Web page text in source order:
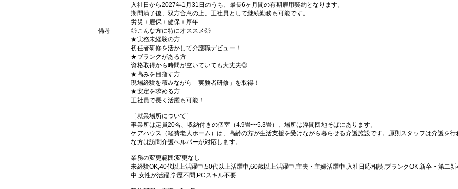
入社日から2027年1月31日のうち、最長6ヶ月間の有期雇用契約となります。
期間満了後、双方合意の上、正社員として継続勤務も可能です。
労災＋雇保＋健保＋厚年
備考
◎こんな方に特にオススメ◎
★実務未経験の方
初任者研修を活かして介護職デビュー！
★ブランクがある方
資格取得から時間が空いていても大丈夫◎
★高みを目指す方
現場経験を積みながら「実務者研修」を取得！
★安定を求める方
正社員で長く活躍も可能！
［就業場所について］
事業所は定員20名、収納付きの個室（4.9畳〜5.3畳）、場所は浮間団地そばにあります。
ケアハウス（軽費老人ホーム）は、高齢の方が生活支援を受けながら暮らせる介護施設です。原則スタッフは介護を行
な方は訪問介護ヘルパーが対応します。
業務の変更範囲:変更なし
未経験OK,40代以上活躍中,50代以上活躍中,60歳以上活躍中,主夫・主婦活躍中,入社日応相談,ブランクOK,新卒・第二
中,女性が活躍,学歴不問,PCスキル不要